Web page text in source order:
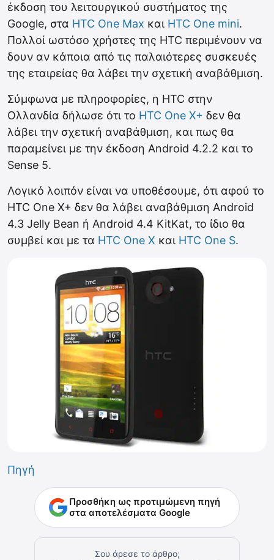
έκδοση του λειτουργικού συστήματος της
Google, στα HTC One Max και HTC One mini.
Πολλοί ωστόσο χρήστες της HTC περιμένουν να
δουν αν κάποια από τις παλαιότερες συσκευές
της εταιρείας θα λάβει την σχετική αναβάθμιση.
Σύμφωνα με πληροφορίες, η HTC στην
Ολλανδία δήλωσε ότι το HTC One X+ δεν θα
λάβει την σχετική αναβάθμιση, και πως θα
παραμείνει με την έκδοση Android 4.2.2 και το
Sense 5.
Λογικό λοιπόν είναι να υποθέσουμε, ότι αφού το
HTC One X+ δεν θα λάβει αναβάθμιση Android
4.3 Jelly Bean ή Android 4.4 KitKat, το ίδιο θα
συμβεί και με τα HTC One X και HTC One S.
Πηγή
Προσθήκη ως προτιμώμενη πηγή
στα αποτελέσματα Google
Σου άρεσε το άρθρο;